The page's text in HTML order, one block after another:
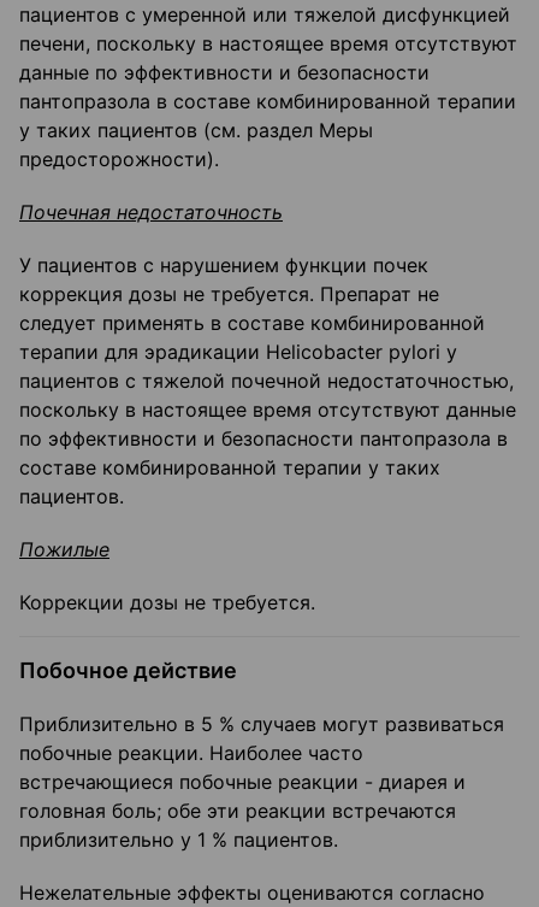
пациентов с умеренной или тяжелой дисфункцией
печени, поскольку в настоящее время отсутствуют
данные по эффективности и безопасности
пантопразола в составе комбинированной терапии
у таких пациентов (см. раздел Меры
предосторожности).
Почечная недостаточность
У пациентов с нарушением функции почек
коррекция дозы не требуется. Препарат не
следует применять в составе комбинированной
терапии для эрадикации Helicobacter pylori у
пациентов с тяжелой почечной недостаточностью,
поскольку в настоящее время отсутствуют данные
по эффективности и безопасности пантопразола в
составе комбинированной терапии у таких
пациентов.
Пожилые
Коррекции дозы не требуется.
Побочное действие
Приблизительно в 5 % случаев могут развиваться
побочные реакции. Наиболее часто
встречающиеся побочные реакции - диарея и
головная боль; обе эти реакции встречаются
приблизительно у 1 % пациентов.
Нежелательные эффекты оцениваются согласно